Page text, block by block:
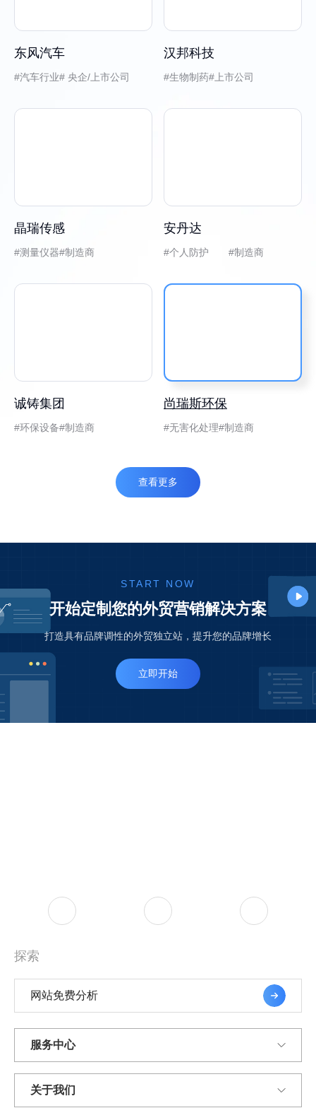
东风汽车
汽车行业 央企/上市公司
汉邦科技
生物制药 上市公司
晶瑞传感
测量仪器 制造商
安丹达
个人防护 #制造商
诚铸集团
环保设备 制造商
尚瑞斯环保
无害化处理 制造商
查看更多
START NOW
开始定制您的外贸营销解决方案
打造具有品牌调性的外贸独立站，提升您的品牌增长
立即开始
探索
网站免费分析
服务中心
关于我们